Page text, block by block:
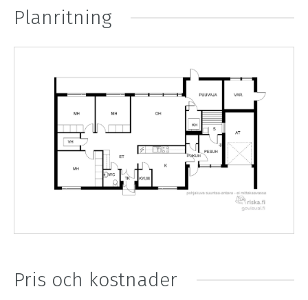
Planritning
Pris och kostnader